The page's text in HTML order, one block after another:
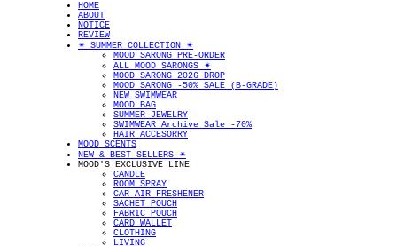
HOME
ABOUT
NOTICE
REVIEW
✴︎ SUMMER COLLECTION ✴︎
MOOD SARONG PRE-ORDER
ALL MOOD SARONGS ✴︎
MOOD SARONG 2026 DROP
MOOD SARONG -50% SALE (B-GRADE)
NEW SWIMWEAR
MOOD BAG
SUMMER JEWELRY
SWIMWEAR Archive Sale -70%
HAIR ACCESORRY
MOOD SCENTS
NEW & BEST SELLERS ✴︎
MOOD'S EXCLUSIVE LINE
CANDLE
ROOM SPRAY
CAR AIR FRESHENER
SACHET POUCH
FABRIC POUCH
CARD WALLET
CLOTHING
LIVING